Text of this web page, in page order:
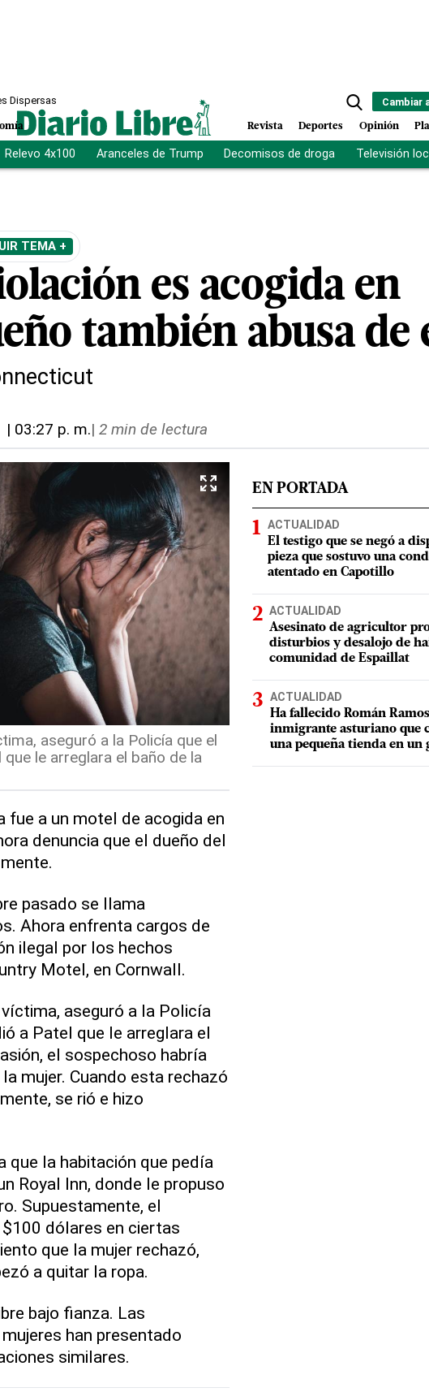
Dispersas Cambiar
Revista Deportes Opinión
Relevo 4x100 Aranceles de Trump Decomisos de droga Televisión
TEMA +
es acogida en
también abusa de
| 03:27 p. m.| 2 min de lectura
aseguró a la Policía que el
le arreglara el baño de la
fue a un motel de acogida en
denuncia que el dueño del
pasado se llama
Ahora enfrenta cargos de
ilegal por los hechos
Motel, en Cornwall.
aseguró a la Policía
a Patel que le arreglara el
el sospechoso habría
mujer. Cuando esta rechazó
se rió e hizo
que la habitación que pedía
Royal Inn, donde le propuso
Supuestamente, el
dólares en ciertas
que la mujer rechazó,
a quitar la ropa.
bajo fianza. Las
han presentado
similares.
EN PORTADA
ACTUALIDAD
El testigo que se negó a
pieza que sostuvo una
atentado en Capotillo
ACTUALIDAD
Asesinato de agricultor
disturbios y desalojo de
comunidad de Espaillat
ACTUALIDAD
Ha fallecido Román
inmigrante asturiano que
una pequeña tienda en un